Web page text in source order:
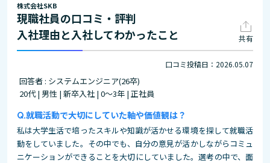
株式会社SKB
現職社員の口コミ・評判
入社理由と入社してわかったこと
共有
口コミ投稿日：2026.05.07
回答者 : システムエンジニア(26卒)
20代 | 男性 | 新卒入社 | 0～3年 | 正社員
就職活動で大切にしていた軸や価値観は？
私は大学生活で培ったスキルや知識が活かせる環境を探して就職活
動をしていました。その中でも、自分の意見が活かしながらコミュ
ニケーションができることを大切にしていました。選考の中で、面